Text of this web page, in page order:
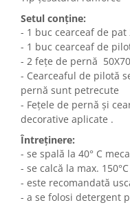
Setul conține:
- 1 buc cearceaf de pat
- 1 buc cearceaf de
- 2 fețe de pernă
- Cearceaful de pilotă
pernă sunt petrecute
- Fețele de pernă și
decorative aplicate .
Întreținere:
- se spală la 40° C
- se calcă la max. 150°C
- este recomandată
- a se folosi detergent